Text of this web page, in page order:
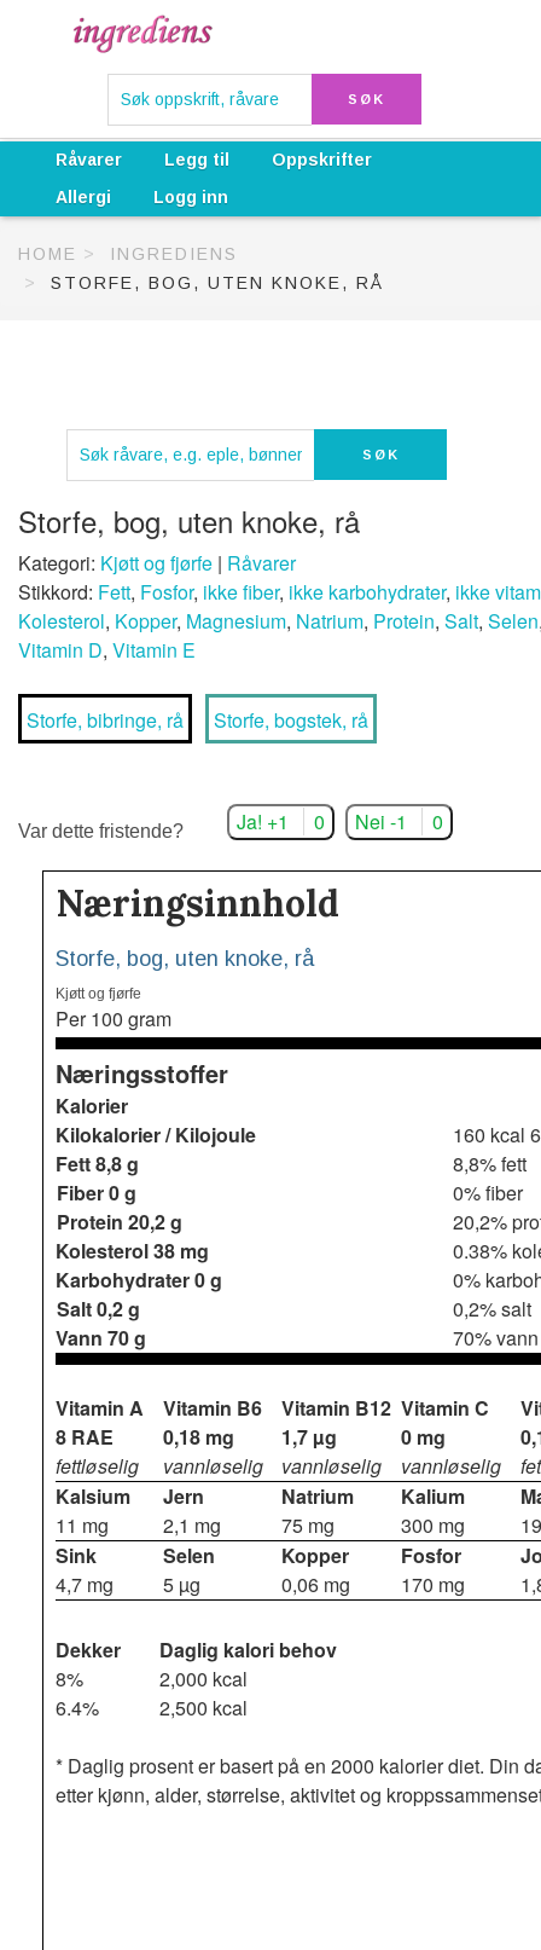
Råvarer Legg til
Oppskrifter
Allergi
Logg inn
HOME
INGREDIENS
STORFE, BOG, UTEN KNOKE, RÅ
Storfe, bog, uten knoke, rå
Kategori: Kjøtt og fjørfe | Råvarer
Stikkord: Fett, Fosfor, ikke fiber, ikke karbohydrater, ikke
Kolesterol, Kopper, Magnesium, Natrium, Protein, Salt, Selen
Vitamin D, Vitamin E
Storfe, bibringe, rå Storfe, bogstek, rå
Var dette fristende? Ja! +1 0 Nei -1 0
Næringsinnhold
Storfe, bog, uten knoke, rå
Kjøtt og fjørfe
Per 100 gram
Næringsstoffer
Kalorier
Kilokalorier / Kilojoule
160 kcal
Fett8,8 g
8,8% fett
Fiber0 g
0% fiber
Protein 20,2 g
20,2%
Kolesterol38 mg
0.38%
Karbohydrater0 g
0%
Salt0,2 g
0,2% salt
Vann 70 g 70% vann
Vitamin A
8 RAE
fettløselig
Vitamin B6
0,18 mg
vannløselig
Vitamin B12
1,7 µg
vannløselig
Vitamin C
0 mg
vannløselig
Kalsium
11 mg
Jern
2,1 mg
Natrium
75 mg
Kalium
300 mg
Sink
4,7 mg
Selen
5 µg
Kopper
0,06 mg
Fosfor
170 mg
Dekker
Daglig kalori behov
8%
2,000 kcal
6.4%
2,500 kcal
* Daglig prosent er basert på en 2000 kalorier diet. Din
etter kjønn, alder, størrelse, aktivitet og